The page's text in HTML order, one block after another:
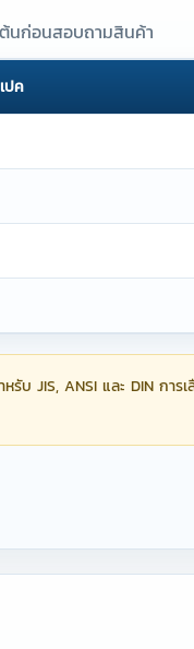
นก่อนสอบถามสินค้า
ปค
รับ JIS, ANSI และ DIN กา